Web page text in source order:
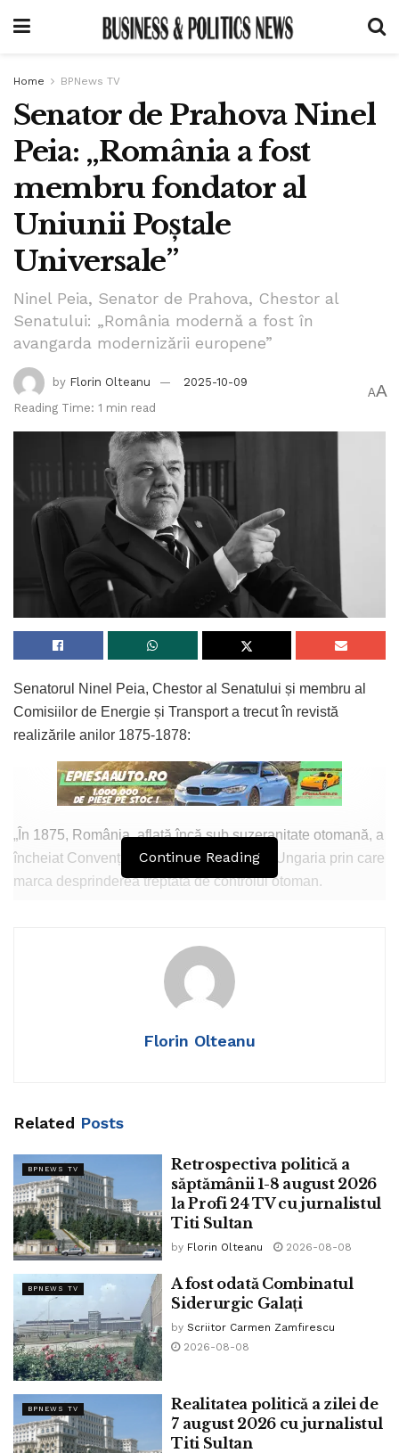
Home BPNews TV
Senator de Prahova Ninel
Peia: „România a fost
membru fondator al
Uniunii Poștale
Universale”
Ninel Peia, Senator de Prahova, Chestor al
Senatului: „România modernă a fost în
avangarda modernizării europene”
by Florin Olteanu
2025-10-09
Reading Time: 1 min read
AA
Senatorul Ninel Peia, Chestor al Senatului și membru al
Comisiilor de Energie și Transport a trecut în revistă
realizările anilor 1875-1878:
„În 1875, România, aflată încă sub suzeranitate otomană, a
încheiat Convenția Comercială cu Austro-Ungaria prin care
marca desprinderea treptată de controlul otoman.
membru fondator al Uniunii Poștale Universale.
Așadar, România a știut să fie în avangarda modernizării
Continue Reading
Florin Olteanu
Related Posts
BPNEWS TV
Retrospectiva politică a
săptămânii 1-8 august 2026
la Profi 24 TV cu jurnalistul
Titi Sultan
by Florin Olteanu 2026-08-08
BPNEWS TV
A fost odată Combinatul
Siderurgic Galați
by Scriitor Carmen Zamfirescu
2026-08-08
BPNEWS TV
Realitatea politică a zilei de
7 august 2026 cu jurnalistul
Titi Sultan